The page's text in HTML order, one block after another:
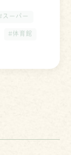
スーパー
#体育館